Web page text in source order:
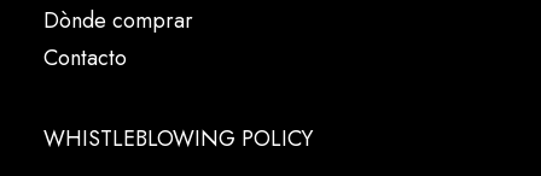
Dònde comprar
Contacto
WHISTLEBLOWING POLICY